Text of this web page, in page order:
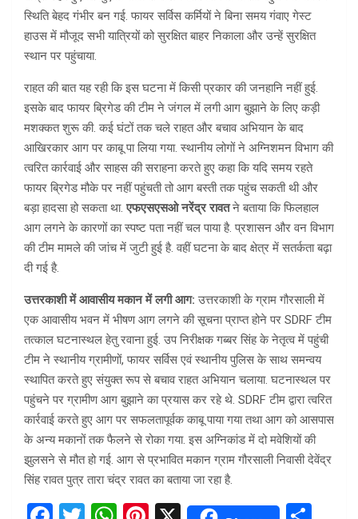
स्थिति बेहद गंभीर बन गई. फायर सर्विस कर्मियों ने बिना समय गंवाए गेस्ट
हाउस में मौजूद सभी यात्रियों को सुरक्षित बाहर निकाला और उन्हें सुरक्षित
स्थान पर पहुंचाया.
राहत की बात यह रही कि इस घटना में किसी प्रकार की जनहानि नहीं हुई.
इसके बाद फायर ब्रिगेड की टीम ने जंगल में लगी आग बुझाने के लिए कड़ी
मशक्कत शुरू की. कई घंटों तक चले राहत और बचाव अभियान के बाद
आखिरकार आग पर काबू पा लिया गया. स्थानीय लोगों ने अग्निशमन विभाग की
त्वरित कार्रवाई और साहस की सराहना करते हुए कहा कि यदि समय रहते
फायर ब्रिगेड मौके पर नहीं पहुंचती तो आग बस्ती तक पहुंच सकती थी और
बड़ा हादसा हो सकता था.एफएसएसओ नरेंद्र रावतने बताया कि फिलहाल
आग लगने के कारणों का स्पष्ट पता नहीं चल पाया है. प्रशासन और वन विभाग
की टीम मामले की जांच में जुटी हुई है. वहीं घटना के बाद क्षेत्र में सतर्कता बढ़ा
दी गई है.
उत्तरकाशी में आवासीय मकान में लगी आग:उत्तरकाशी के ग्राम गौरसाली में
एक आवासीय भवन में भीषण आग लगने की सूचना प्राप्त होने पर SDRF टीम
तत्काल घटनास्थल हेतु रवाना हुई. उप निरीक्षक गब्बर सिंह के नेतृत्व में पहुंची
टीम ने स्थानीय ग्रामीणों, फायर सर्विस एवं स्थानीय पुलिस के साथ समन्वय
स्थापित करते हुए संयुक्त रूप से बचाव राहत अभियान चलाया. घटनास्थल पर
पहुंचने पर ग्रामीण आग बुझाने का प्रयास कर रहे थे. SDRF टीम द्वारा त्वरित
कार्रवाई करते हुए आग पर सफलतापूर्वक काबू पाया गया तथा आग को आसपास
के अन्य मकानों तक फैलने से रोका गया. इस अग्निकांड में दो मवेशियों की
झुलसने से मौत हो गई. आग से प्रभावित मकान ग्राम गौरसाली निवासी देवेंद्र
सिंह रावत पुत्र तारा चंद्र रावत का बताया जा रहा है.